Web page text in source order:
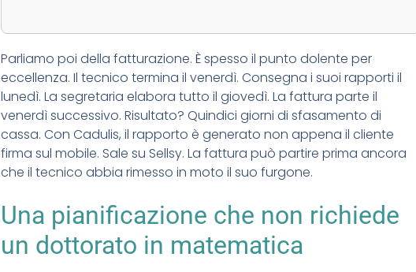
Parliamo poi della fatturazione. È spesso il punto dolente per
eccellenza. Il tecnico termina il venerdì. Consegna i suoi rapporti il
lunedì. La segretaria elabora tutto il giovedì. La fattura parte il
venerdì successivo. Risultato? Quindici giorni di sfasamento di
cassa. Con Cadulis, il rapporto è generato non appena il cliente
firma sul mobile. Sale su Sellsy. La fattura può partire prima ancora
che il tecnico abbia rimesso in moto il suo furgone.
Una pianificazione che non richiede
un dottorato in matematica